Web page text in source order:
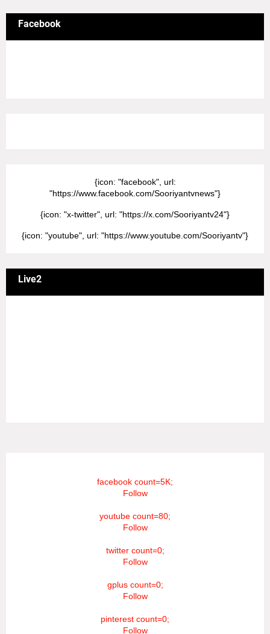
Facebook
{icon: "facebook", url:
"https://www.facebook.com/Sooriyantvnews"}
{icon: "x-twitter", url: "https://x.com/Sooriyantv24"}
{icon: "youtube", url: "https://www.youtube.com/Sooriyantv"}
Live2
facebook count=5K;
Follow
youtube count=80;
Follow
twitter count=0;
Follow
gplus count=0;
Follow
pinterest count=0;
Follow